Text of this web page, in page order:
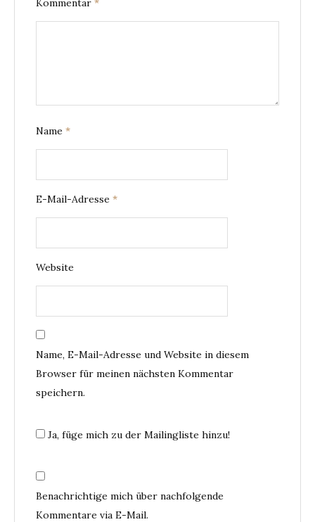
Kommentar *
Name *
E-Mail-Adresse *
Website
Name, E-Mail-Adresse und Website in diesem
Browser für meinen nächsten Kommentar
speichern.
Ja, füge mich zu der Mailingliste hinzu!
Benachrichtige mich über nachfolgende
Kommentare via E-Mail.